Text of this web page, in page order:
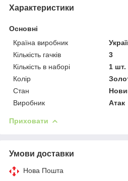
Характеристики
Основні
Країна виробник
Кількість гачків
3
Кількість в наборі
1 шт.
Колір
Стан
Виробник
Атак
Приховати
Умови доставки
Нова Пошта